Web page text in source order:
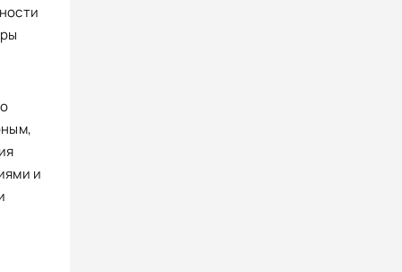
и